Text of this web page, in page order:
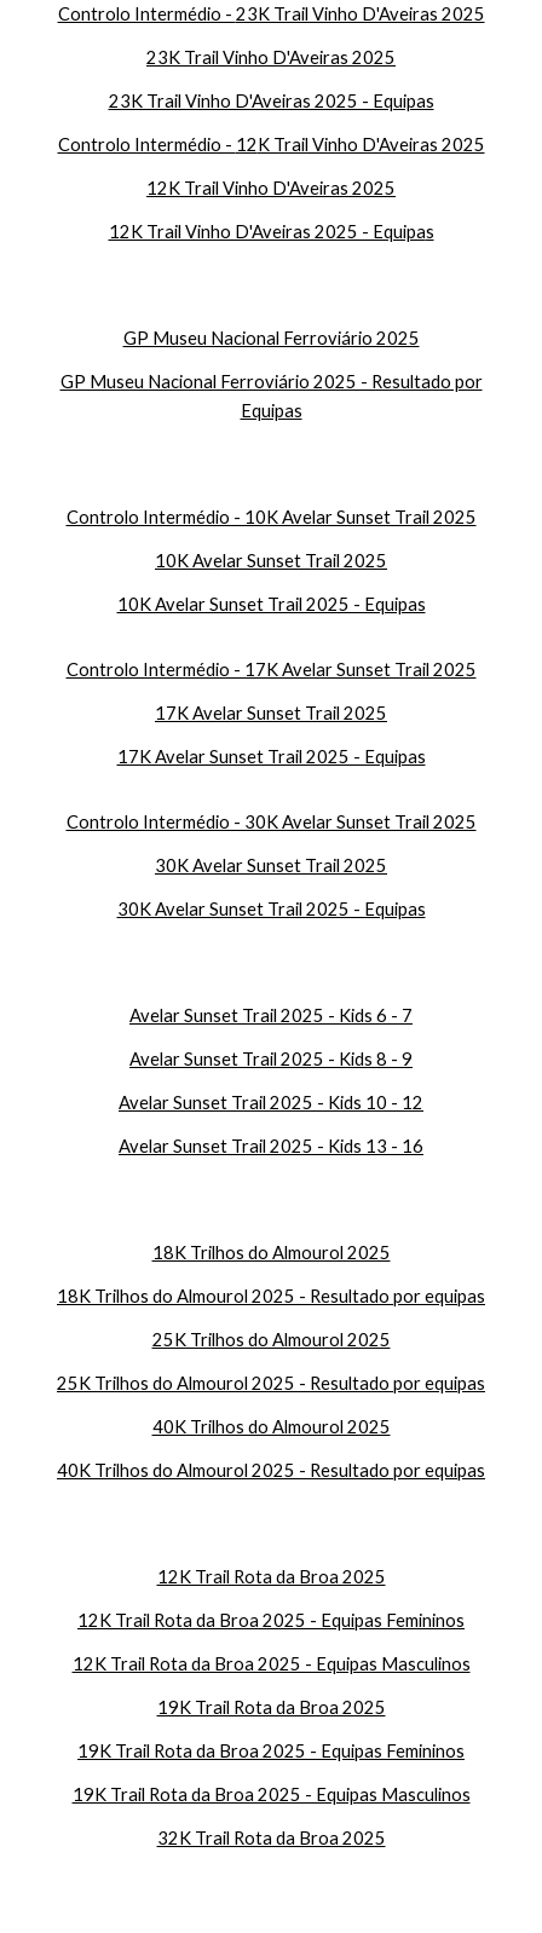
Controlo Intermédio - 23K Trail Vinho D'Aveiras 2025
23K Trail Vinho D'Aveiras 2025
23K Trail Vinho D'Aveiras 2025 - Equipas
Controlo Intermédio - 12K Trail Vinho D'Aveiras 2025
12K Trail Vinho D'Aveiras 2025
12K Trail Vinho D'Aveiras 2025 - Equipas
GP Museu Nacional Ferroviário 2025
GP Museu Nacional Ferroviário 2025 - Resultado por
Equipas
Controlo Intermédio - 10K Avelar Sunset Trail 2025
10K Avelar Sunset Trail 2025
10K Avelar Sunset Trail 2025 - Equipas
Controlo Intermédio - 17K Avelar Sunset Trail 2025
17K Avelar Sunset Trail 2025
17K Avelar Sunset Trail 2025 - Equipas
Controlo Intermédio - 30K Avelar Sunset Trail 2025
30K Avelar Sunset Trail 2025
30K Avelar Sunset Trail 2025 - Equipas
Avelar Sunset Trail 2025 - Kids 6 - 7
Avelar Sunset Trail 2025 - Kids 8 - 9
Avelar Sunset Trail 2025 - Kids 10 - 12
Avelar Sunset Trail 2025 - Kids 13 - 16
18K Trilhos do Almourol 2025
18K Trilhos do Almourol 2025 - Resultado por equipas
25K Trilhos do Almourol 2025
25K Trilhos do Almourol 2025 - Resultado por equipas
40K Trilhos do Almourol 2025
40K Trilhos do Almourol 2025 - Resultado por equipas
12K Trail Rota da Broa 2025
12K Trail Rota da Broa 2025 - Equipas Femininos
12K Trail Rota da Broa 2025 - Equipas Masculinos
19K Trail Rota da Broa 2025
19K Trail Rota da Broa 2025 - Equipas Femininos
19K Trail Rota da Broa 2025 - Equipas Masculinos
32K Trail Rota da Broa 2025